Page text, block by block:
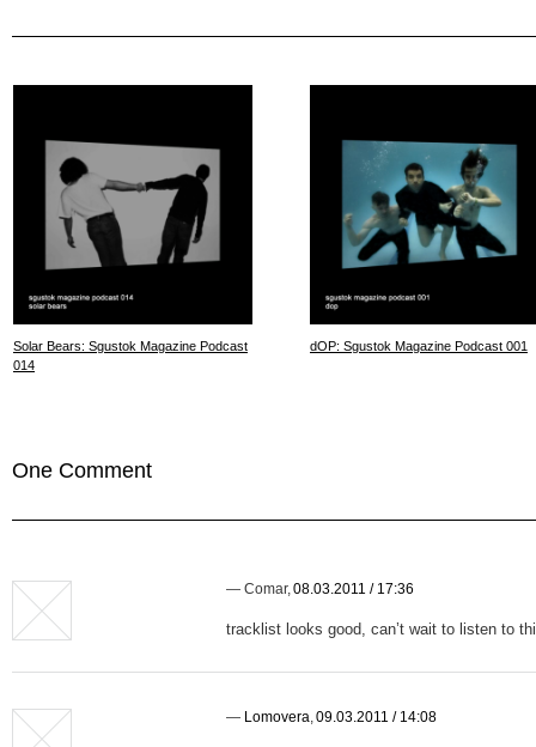
Solar Bears: Sgustok Magazine Podcast
014
dOP: Sgustok Magazine Podcast 001
One Comment
— Comar,08.03.2011 / 17:36
tracklist looks good, can’t wait to listen to
— Lomovera,09.03.2011 / 14:08